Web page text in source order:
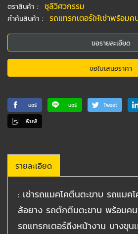
ตราสินค้า : ชุลีวิศวกรรม
คำค้นสินค้า : รถแทรกเตอร์ให้เช่าพร้อมค
ขอรายละเอียด
ขอใบเสนอราคา
แชร์ แชร์ Tweet
พิมพ์
รายละเอียด
: เช่ารถแมคโคตีนตะขาบ รถแมค
ล้อยาง รถตักตีนตะขาบ พร้อมค
รถแทรกเตอร์ถึงหน้างาน บางขุน